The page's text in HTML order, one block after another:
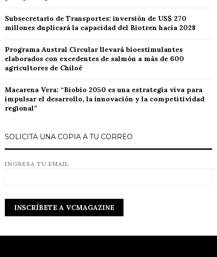
Subsecretario de Transportes: inversión de US$ 270
millones duplicará la capacidad del Biotren hacia 2028
Programa Austral Circular llevará bioestimulantes
elaborados con excedentes de salmón a más de 600
agricultores de Chiloé
Macarena Vera: “Biobío 2050 es una estrategia viva para
impulsar el desarrollo, la innovación y la competitividad
regional”
SOLICITA UNA COPIA A TU CORREO
INGRESA TU EMAIL